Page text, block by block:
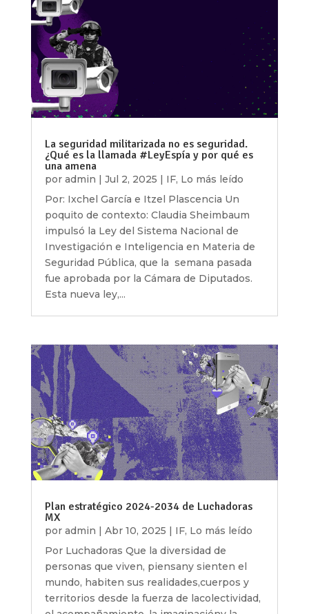
La seguridad militarizada no es seguridad.
¿Qué es la llamada #LeyEspía y por qué es
una amena
por admin | Jul 2, 2025 | IF, Lo más leído
Por: Ixchel García e Itzel Plascencia Un
poquito de contexto: Claudia Sheimbaum
impulsó la Ley del Sistema Nacional de
Investigación e Inteligencia en Materia de
Seguridad Pública, que la semana pasada
fue aprobada por la Cámara de Diputados.
Esta nueva ley,...
Plan estratégico 2024-2034 de Luchadoras
MX
por admin | Abr 10, 2025 | IF, Lo más leído
Por Luchadoras Que la diversidad de
personas que viven, piensany sienten el
mundo, habiten sus realidades,cuerpos y
territorios desde la fuerza de lacolectividad,